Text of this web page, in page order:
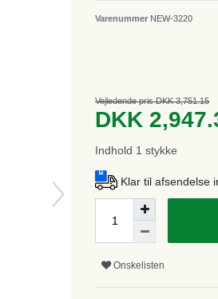
Varenummer NEW-3220
Vejledende pris DKK 3,751.15
DKK
Indhold 1 stykke
Klar til afsendelse
Onskelisten